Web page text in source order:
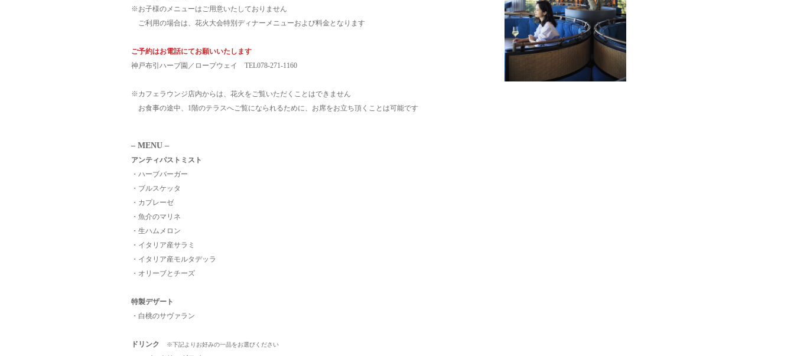
※お子様のメニューはご用意いたしておりません
ご利用の場合は、花火大会特別ディナーメニューおよび料金となります
ご予約はお電話にてお願いいたします
神戸布引ハーブ園／ロープウェイ TEL078-271-1160
※カフェラウンジ店内からは、花火をご覧いただくことはできません
お食事の途中、1階のテラスへご覧になられるために、お席をお立ち頂くことは可能です
– MENU –
アンティパストミスト
・ハーブバーガー
・ブルスケッタ
・カプレーゼ
・魚介のマリネ
・生ハムメロン
・イタリア産サラミ
・イタリア産モルタデッラ
・オリーブとチーズ
特製デザート
・白桃のサヴァラン
ドリンク ※下記よりお好みの一品をお選びください